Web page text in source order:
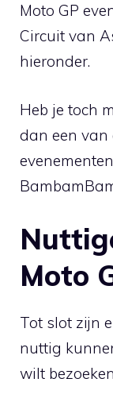
Moto GP
Circuit van
hieronder.
Heb je toch
dan een van
evenementen
Moto
Tot slot zijn
nuttig
wilt